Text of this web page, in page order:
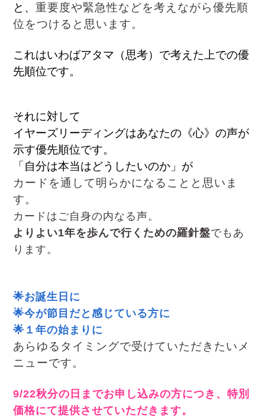
と、 重要度や緊急性などを考えながら優先順
位をつけると思います。
これはいわばアタマ（思考）で考えた上での優
先順位です。
それに対して
イヤーズリーディングはあなたの《心》の声が
示す優先順位です。
「自分は本当はどうしたいのか」が
カードを通して明らかになることと思いま
す。
カードはご自身の内なる声。
よりよい1年を歩んで行くための羅針盤でもあ
ります。
🌟お誕生日に
🌟今が節目だと感じている方に
🌟１年の始まりに
あらゆるタイミングで受けていただきたい メ
ニューです。
9/22秋分の日までお申し込みの方につき、特別
価格にて提供させていただきます。